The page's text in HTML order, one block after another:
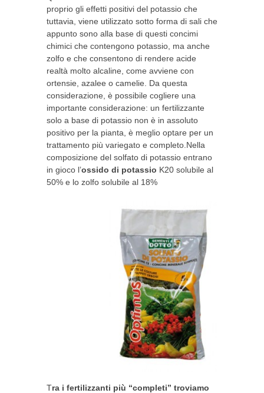
proprio gli effetti positivi del potassio che
tuttavia, viene utilizzato sotto forma di sali che
appunto sono alla base di questi concimi
chimici che contengono potassio, ma anche
zolfo e che consentono di rendere acide
realtà molto alcaline, come avviene con
ortensie, azalee o camelie. Da questa
considerazione, è possibile cogliere una
importante considerazione: un fertilizzante
solo a base di potassio non è in assoluto
positivo per la pianta, è meglio optare per un
trattamento più variegato e completo.Nella
composizione del solfato di potassio entrano
in gioco l’ossido di potassio K20 solubile al
50% e lo zolfo solubile al 18%
Tra i fertilizzanti più “completi” troviamo